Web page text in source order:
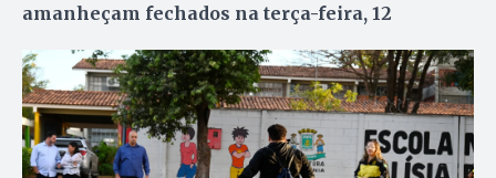
amanheçam fechados na terça-feira, 12